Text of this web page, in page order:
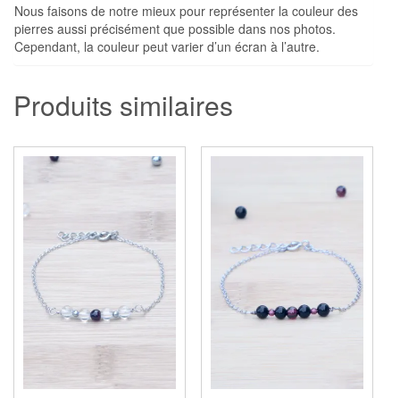
Nous faisons de notre mieux pour représenter la couleur des
pierres aussi précisément que possible dans nos photos.
Cependant, la couleur peut varier d’un écran à l’autre.
Produits similaires